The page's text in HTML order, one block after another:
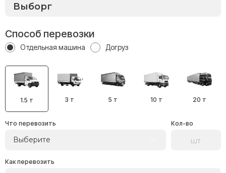
Способ перевозки
Отдельная машина Догруз
1.5 т 3 т 5 т 10 т 20 т
Что перевозить
Выберите
Кол-во
Как перевозить